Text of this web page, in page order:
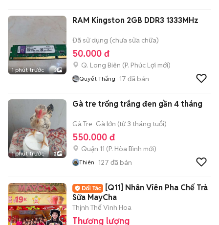
1 phút trước 3
RAM Kingston 2GB DDR3 1333MHz
Đã sử dụng (chưa sửa chữa)
50.000 đ
Q. Long Biên (P. Phúc Lợi mới)
Quyết Thắng 17 đã bán
1 phút trước 2
Gà tre trống trắng đen gần 4 tháng
Gà Tre Gà lớn (từ 3 tháng tuổi)
550.000 đ
Quận 11 (P. Hòa Bình mới)
Thiên 127 đã bán
[Q11] Nhân Viên Pha Chế Trà
Sữa MayCha
Thịnh Thế Vinh Hoa
Thương lượng